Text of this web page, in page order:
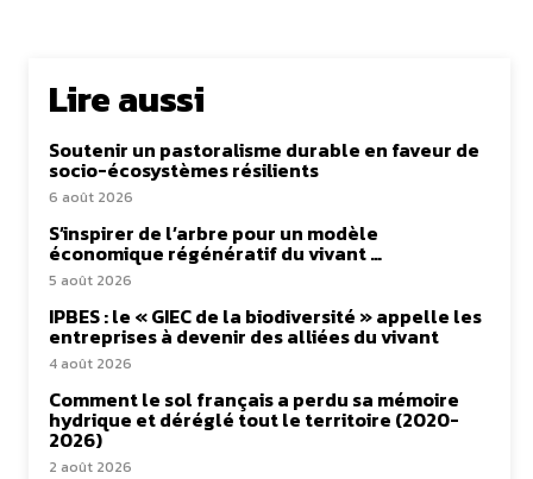
Lire aussi
Soutenir un pastoralisme durable en faveur de
socio-écosystèmes résilients
6 août 2026
S’inspirer de l’arbre pour un modèle
économique régénératif du vivant …
5 août 2026
IPBES : le « GIEC de la biodiversité » appelle les
entreprises à devenir des alliées du vivant
4 août 2026
Comment le sol français a perdu sa mémoire
hydrique et déréglé tout le territoire (2020-
2026)
2 août 2026